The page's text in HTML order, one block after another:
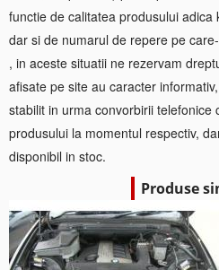
functie de calitatea produsului
dar si de numarul de repere pe
, in aceste situatii ne rezervam
afisate pe site au caracter
stabilit in urma convorbirii telefonice
produsului la momentul respectiv,
disponibil in stoc.
Produse